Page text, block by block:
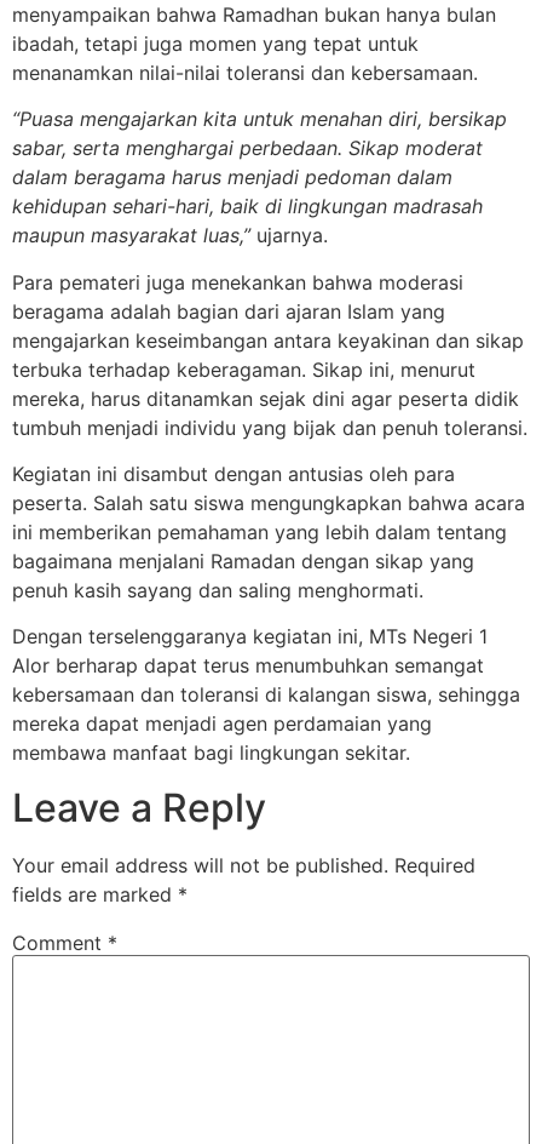
menyampaikan bahwa Ramadhan bukan hanya bulan
ibadah, tetapi juga momen yang tepat untuk
menanamkan nilai-nilai toleransi dan kebersamaan.
“Puasa mengajarkan kita untuk menahan diri, bersikap
sabar, serta menghargai perbedaan. Sikap moderat
dalam beragama harus menjadi pedoman dalam
kehidupan sehari-hari, baik di lingkungan madrasah
maupun masyarakat luas,”ujarnya.
Para pemateri juga menekankan bahwa moderasi
beragama adalah bagian dari ajaran Islam yang
mengajarkan keseimbangan antara keyakinan dan sikap
terbuka terhadap keberagaman. Sikap ini, menurut
mereka, harus ditanamkan sejak dini agar peserta didik
tumbuh menjadi individu yang bijak dan penuh toleransi.
Kegiatan ini disambut dengan antusias oleh para
peserta. Salah satu siswa mengungkapkan bahwa acara
ini memberikan pemahaman yang lebih dalam tentang
bagaimana menjalani Ramadan dengan sikap yang
penuh kasih sayang dan saling menghormati.
Dengan terselenggaranya kegiatan ini, MTs Negeri 1
Alor berharap dapat terus menumbuhkan semangat
kebersamaan dan toleransi di kalangan siswa, sehingga
mereka dapat menjadi agen perdamaian yang
membawa manfaat bagi lingkungan sekitar.
Leave a Reply
Your email address will not be published. Required
fields are marked *
Comment *